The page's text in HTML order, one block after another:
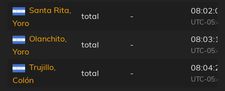
Santa Rita,
Yoro
total -
08:02:09
UTC-05:48
Olanchito,
Yoro
total -
08:03:13
UTC-05:48
Trujillo,
Colón
total -
08:04:21
UTC-05:48